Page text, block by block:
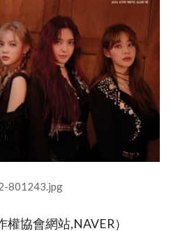
801243.jpg
權協會網站,NAVER）